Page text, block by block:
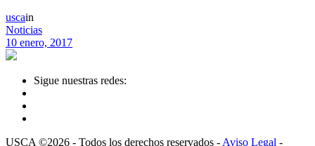
uscain
Noticias
10 enero, 2017
Sigue nuestras redes:
USCA ©2026 - Todos los derechos reservados - Aviso Legal -